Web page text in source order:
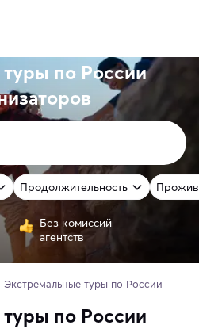
по России
Продолжительность
Без комиссий
агентств
Экстремальные туры по России
по России